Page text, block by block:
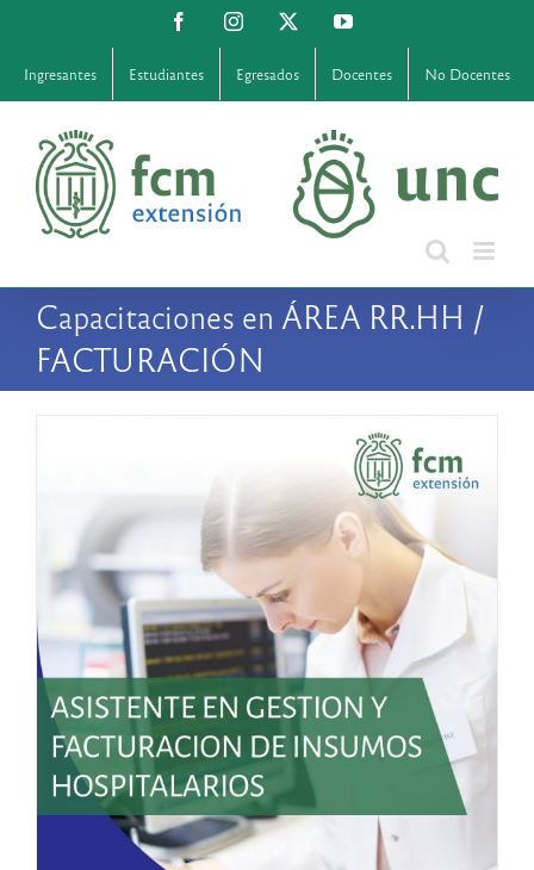
contenido
FacebookInstagram YouTube
Ingresantes Estudiantes Egresados Docentes No Docentes
Capacitaciones en ÁREA RR.HH /
FACTURACIÓN